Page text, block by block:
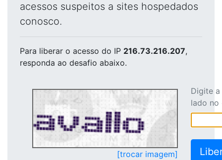
acessos suspeitos a sites hospedados
conosco.
Para liberar o acesso do IP 216.73.216.207,
responda ao desafio abaixo.
[trocar imagem]
Digite
lado no